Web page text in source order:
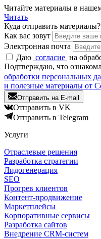
Читайте материалы в
Читать
Куда отправить материалы?
Как вас зовут
Электронная почта
Даю согласие на
Подтверждаю, что
обработки персональных
и полезные материалы от
Отправить на E-mail
Отправить в VK
Отправить в Telegram
Услуги
Отраслевые решения
Разработка стратегии
Лидогенерация
SEO
Прогрев клиентов
Контент-продвижение
Маркетплейсы
Корпоративные сервисы
Разработка сайтов
Внедрение CRM-систем